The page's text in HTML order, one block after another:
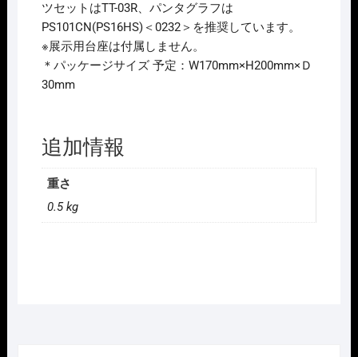
ツセットはTT-03R、パンタグラフは
PS101CN(PS16HS)＜0232＞を推奨しています。
※展示用台座は付属しません。
＊パッケージサイズ 予定：W170mm×H200mm×Ｄ
30mm
追加情報
重さ
0.5 kg